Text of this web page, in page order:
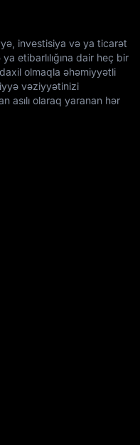
investisiya və ya ticarət
etibarlılığına dair heç bir
olmaqla əhəmiyyətli
vəziyyətinizi
asılı olaraq yaranan hər